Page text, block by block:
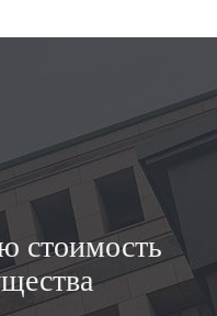
стоимость